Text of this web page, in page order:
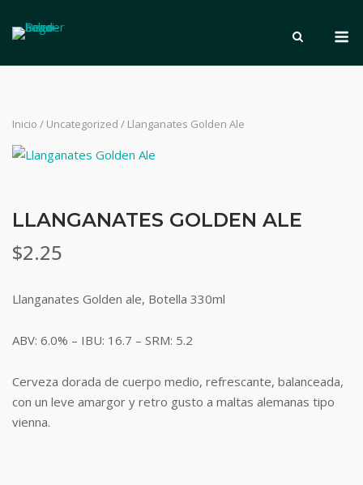
Inicio / Uncategorized / Llanganates Golden Ale
LLANGANATES GOLDEN ALE
$2.25
Llanganates Golden ale, Botella 330ml
ABV: 6.0% – IBU: 16.7 – SRM: 5.2
Cerveza dorada de cuerpo medio, refrescante, balanceada,
con un leve amargor y retro gusto a maltas alemanas tipo
vienna.